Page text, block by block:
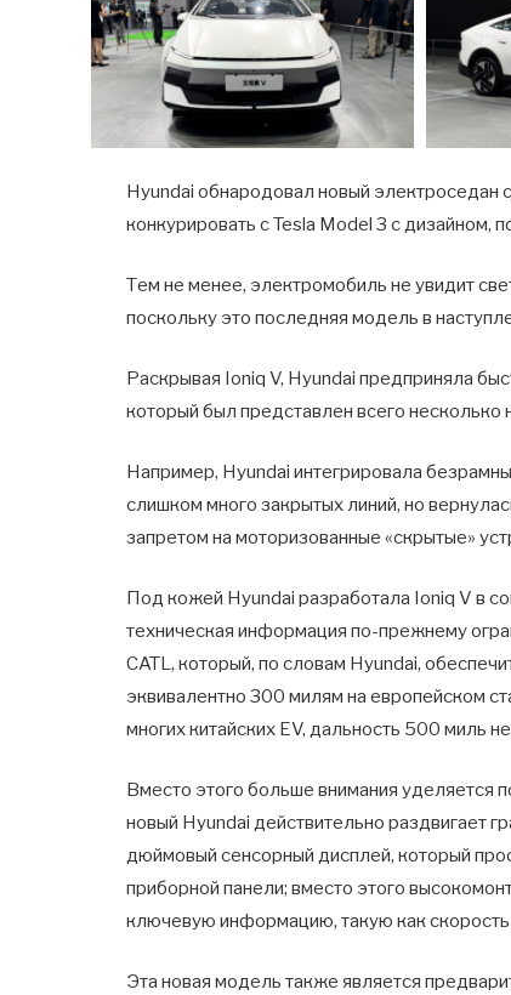
Hyundai обнародовал новый электроседан
конкурировать с Tesla Model 3 с дизайном,
Тем не менее, электромобиль не увидит
поскольку это последняя модель в
Раскрывая Ioniq V, Hyundai предприняла
который был представлен всего несколько
Например, Hyundai интегрировала
слишком много закрытых линий, но
запретом на моторизованные «скрытые»
Под кожей Hyundai разработала Ioniq V в
техническая информация по-прежнему
CATL, который, по словам Hyundai,
эквивалентно 300 милям на европейском
многих китайских EV, дальность 500 миль
Вместо этого больше внимания уделяется
новый Hyundai действительно раздвигает
дюймовый сенсорный дисплей, который
приборной панели; вместо этого
ключевую информацию, такую как скорость
Эта новая модель также является